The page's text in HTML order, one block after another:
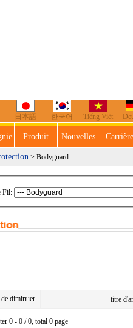
日本語 한국어 Tiếng Việt
Produit Nouvelles
> Bodyguard
Fil:
de diminuer titre
0 - 0 / 0, total 0 page